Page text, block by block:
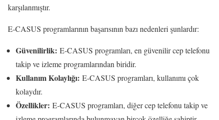
karşılanmıştır.
E-CASUS programlarının başarısının bazı nedenleri şunlardır:
Güvenilirlik: E-CASUS programları, en güvenilir cep telefonu
takip ve izleme programlarından biridir.
Kullanım Kolaylığı: E-CASUS programları, kullanımı çok
kolaydır.
Özellikler: E-CASUS programları, diğer cep telefonu takip ve